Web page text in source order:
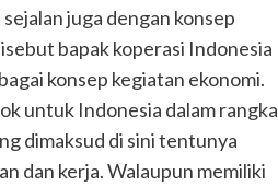
juga dengan konsep
bapak koperasi Indonesia
konsep kegiatan ekonomi.
untuk Indonesia dalam rangka
dimaksud di sini tentunya
dan kerja. Walaupun memiliki